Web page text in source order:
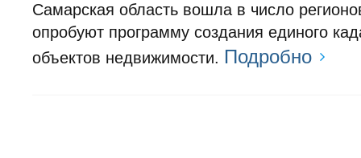
Самарская область вошла в число
опробуют программу создания единого
объектов недвижимости. Подробно